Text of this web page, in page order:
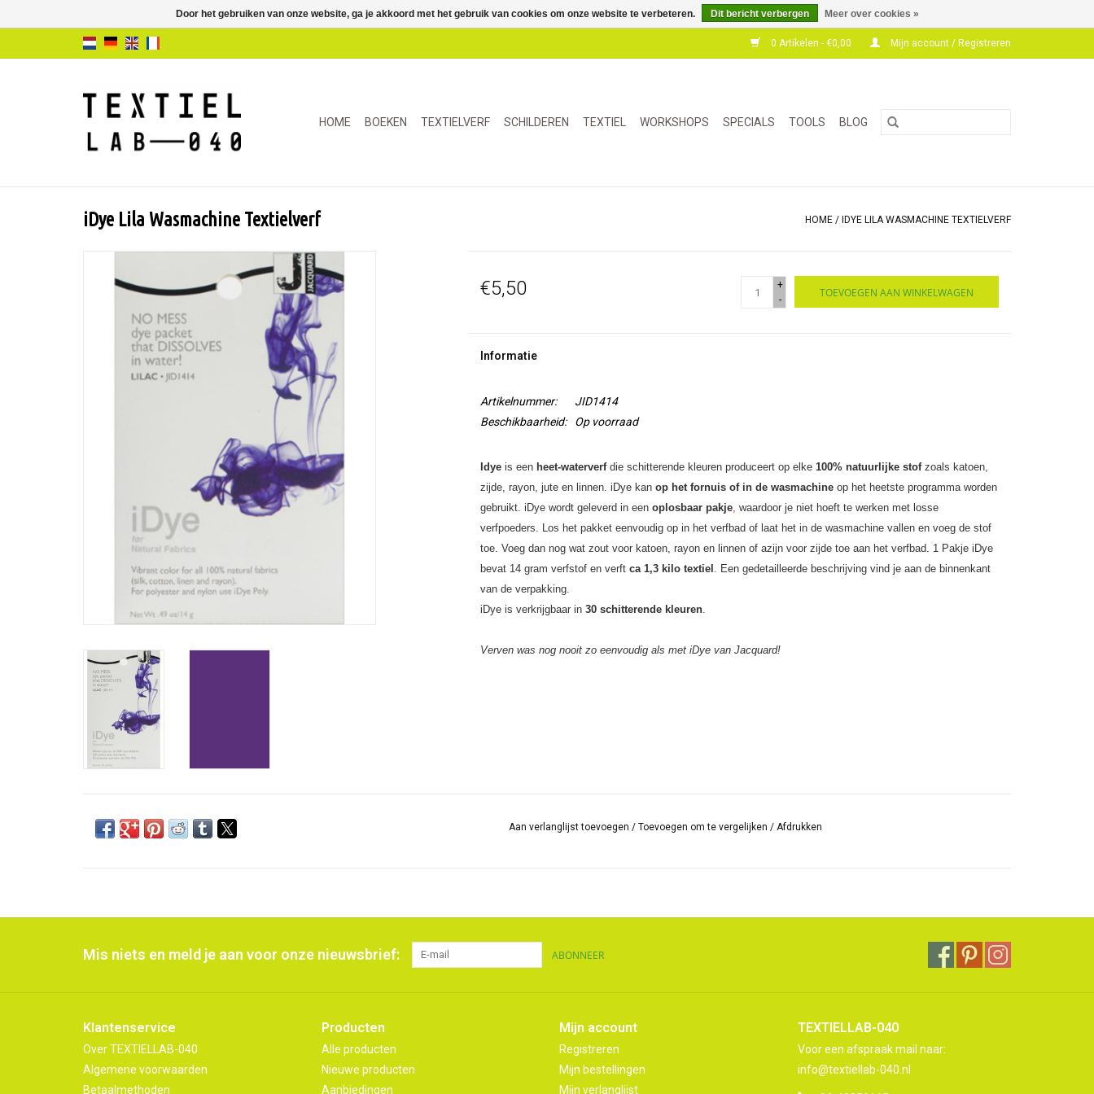
0 Artikelen - €0,00 Mijn account / Registreren
HOME BOEKEN TEXTIELVERF SCHILDEREN TEXTIEL WORKSHOPS SPECIALS TOOLS BLOG
iDye Lila Wasmachine Textielverf HOME / IDYE LILA WASMACHINE TEXTIELVERF
€5,50
+
-
TOEVOEGEN AAN WINKELWAGEN
Informatie
Artikelnummer:
JID1414
Beschikbaarheid:
Op voorraad
Idye is een heet-waterverf die schitterende kleuren produceert op elke 100% natuurlijke stof zoals katoen,
zijde, rayon, jute en linnen. iDye kan op het fornuis of in de wasmachine op het heetste programma worden
gebruikt. iDye wordt geleverd in een oplosbaar pakje, waardoor je niet hoeft te werken met losse
verfpoeders. Los het pakket eenvoudig op in het verfbad of laat het in de wasmachine vallen en voeg de stof
toe. Voeg dan nog watzout voor katoen, rayon en linnen of azijn voor zijde toe aan het verfbad. 1 Pakje iDye
bevat 14 gram verfstof en verft ca 1,3 kilo textiel . Een gedetailleerde beschrijving vind je aan de binnenkant
van de verpakking.
iDye is verkrijgbaar in 30 schitterende kleuren.
Verven was nog nooit zo eenvoudig als met iDye van Jacquard!
Aan verlanglijst toevoegen /Toevoegen om te vergelijken / Afdrukken
Mis niets en meld je aan voor onze nieuwsbrief: ABONNEER
Klantenservice
Over TEXTIELLAB-040
Algemene voorwaarden
Betaalmethoden
Producten
Alle producten
Nieuwe producten
Aanbiedingen
Mijn account
Registreren
Mijn bestellingen
Mijn verlanglijst
TEXTIELLAB-040
Voor een afspraak mail naar:
info@textiellab-040.nl
Door het gebruiken van onze website, ga je akkoord met het gebruik van cookies om onze website te verbeteren. Dit bericht verbergen Meer over cookies »